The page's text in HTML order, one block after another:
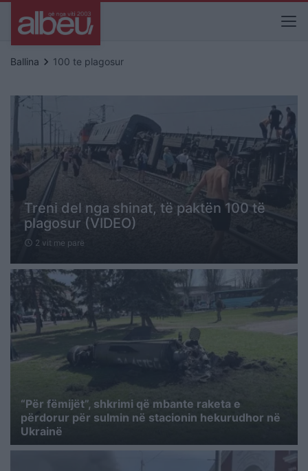
Ballina keyboard_arrow_right 100 te plagosur
Treni del nga shinat, të paktën 100 të
plagosur (VIDEO)
schedule 2 vit me parë
“Për fëmijët”, shkrimi që mbante raketa e
përdorur për sulmin në stacionin hekurudhor në
Ukrainë